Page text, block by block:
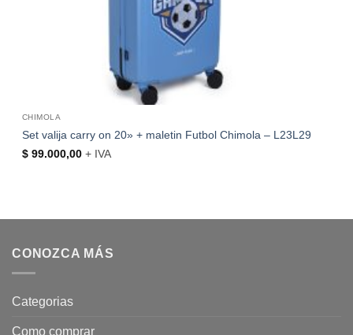
CHIMOLA
Set valija carry on 20» + maletin Futbol Chimola – L23L29
$99.000,00+ IVA
CONOZCA MÁS
Categorias
Como comprar